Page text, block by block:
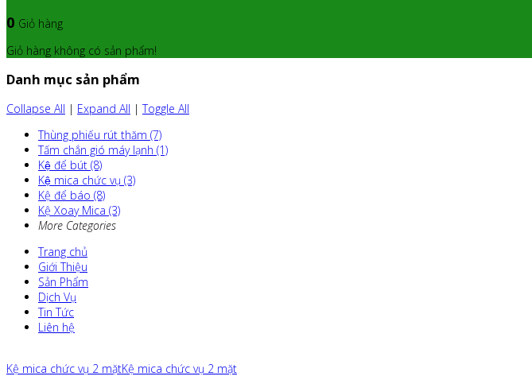
0 Giỏ hàng
Giỏ hàng không có sản phẩm!
Danh mục sản phẩm
Collapse All | Expand All |Toggle All
Thùng phiếu rút thăm (7)
Tấm chắn gió máy lạnh (1)
Kệ để bút (8)
Kệ mica chức vụ (3)
Kệ để báo (8)
Kệ Xoay Mica (3)
More Categories
Trang chủ
Giới Thiệu
Sản Phẩm
Dịch Vụ
Tin Tức
Liên hệ
Kệ mica chức vụ 2 mặtKệ mica chức vụ 2 mặt